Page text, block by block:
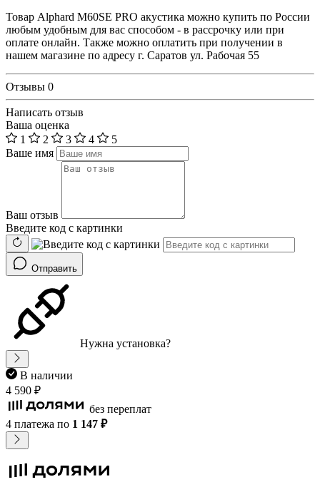
Товар Alphard M60SE PRO акустика можно купить по России
любым удобным для вас способом - в рассрочку или при
оплате онлайн. Также можно оплатить при получении в
нашем магазине по адресу г. Саратов ул. Рабочая 55
Отзывы 0
Написать отзыв
Ваша оценка
1
2 3 4
5
Ваше имя
Ваш отзыв
Введите код с картинки
Отправить
Нужна установка?
В наличии
4 590 ₽
без переплат
4 платежа по 1 147 ₽